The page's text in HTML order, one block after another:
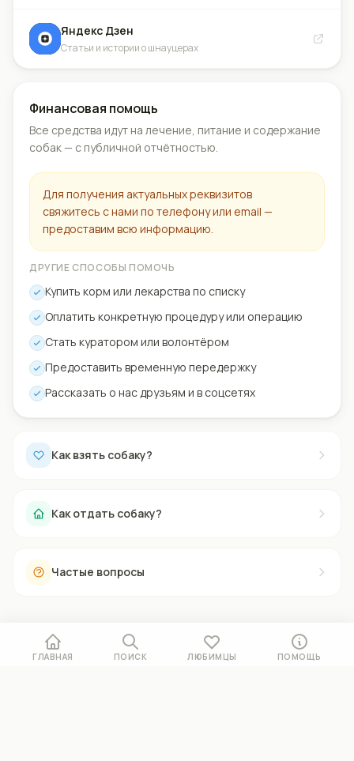
Яндекс Дзен
Статьи и истории о шнауцерах
Финансовая помощь
Все средства идут на лечение, питание и содержание
собак — с публичной отчётностью.
Для получения актуальных реквизитов
свяжитесь с нами по телефону или email —
предоставим всю информацию.
ДРУГИЕ СПОСОБЫ ПОМОЧЬ
Купить корм или лекарства по списку
Оплатить конкретную процедуру или операцию
Стать куратором или волонтёром
Предоставить временную передержку
Рассказать о нас друзьям и в соцсетях
Как взять собаку?
Как отдать собаку?
Частые вопросы
ГЛАВНАЯ ПОИСК ЛЮБИМЦЫ ПОМОЩЬ